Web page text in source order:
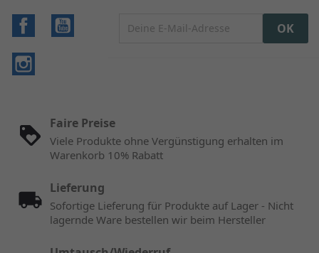
Facebook
Faire Preise
Viele Produkte ohne Vergünstigung erhalten im
Warenkorb 10% Rabatt
Lieferung
Sofortige Lieferung für Produkte auf Lager - Nicht
lagernde Ware bestellen wir beim Hersteller